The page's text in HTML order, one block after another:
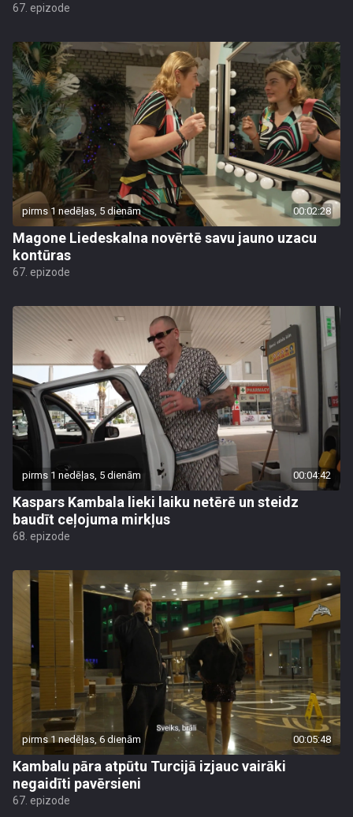
67. epizode
pirms 1 nedēļas, 5 dienām 00:02:28
Magone Liedeskalna novērtē savu jauno uzacu
kontūras
67. epizode
pirms 1 nedēļas, 5 dienām 00:04:42
Kaspars Kambala lieki laiku netērē un steidz
baudīt ceļojuma mirkļus
68. epizode
pirms 1 nedēļas, 6 dienām 00:05:48
Kambalu pāra atpūtu Turcijā izjauc vairāki
negaidīti pavērsieni
67. epizode